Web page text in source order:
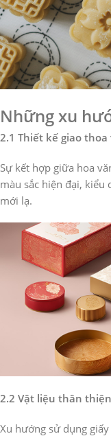
Những xu
2.1 Thiết kế giao
Sự kết hợp giữa hoa
màu sắc hiện đại, kiểu
mới lạ.
2.2 Vật liệu thân
Xu hướng sử dụng